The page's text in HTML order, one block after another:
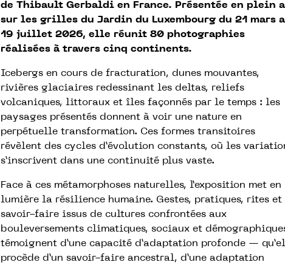
de Thibault Gerbaldi en France. Présentée en plein
sur les grilles du Jardin du Luxembourg du 21 mars
19 juillet 2026, elle réunit 80 photographies
réalisées à travers cinq continents.
Icebergs en cours de fracturation, dunes mouvantes,
rivières glaciaires redessinant les deltas, reliefs
volcaniques, littoraux et îles façonnés par le temps : les
paysages présentés donnent à voir une nature en
perpétuelle transformation. Ces formes transitoires
révèlent des cycles d’évolution constants, où les
s’inscrivent dans une continuité plus vaste.
Face à ces métamorphoses naturelles, l’exposition met en
lumière la résilience humaine. Gestes, pratiques, rites et
savoir-faire issus de cultures confrontées aux
bouleversements climatiques, sociaux et
témoignent d’une capacité d’adaptation profonde —
procède d’un savoir-faire ancestral, d’une adaptation